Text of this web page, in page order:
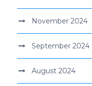
November 2024
September 2024
August 2024